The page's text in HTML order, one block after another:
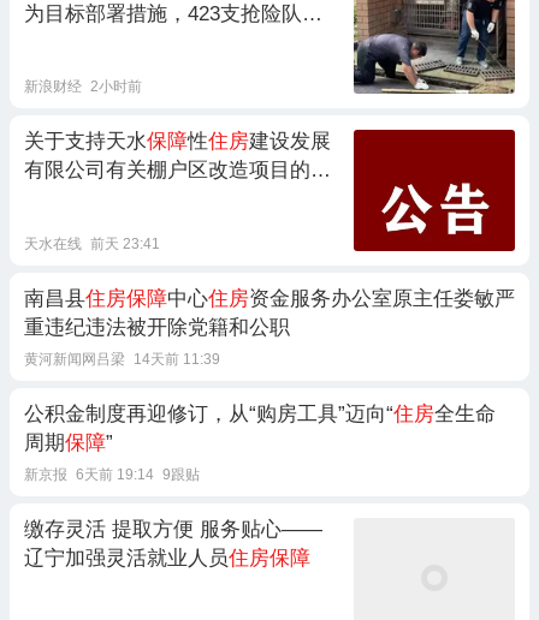
为目标部署措施，423支抢险队伍
新浪财经 2小时前
关于支持天水保障性住房建设发展
有限公司有关棚户区改造项目的公
天水在线 前天 23:41
南昌县住房保障中心住房资金服务办公室原主任娄敏严
重违纪违法被开除党籍和公职
黄河新闻网吕梁 14天前 11:39
公积金制度再迎修订，从“购房工具”迈向“住房全生命
周期保障”
新京报 6天前 19:14 9跟贴
缴存灵活 提取方便 服务贴心——
辽宁加强灵活就业人员住房保障